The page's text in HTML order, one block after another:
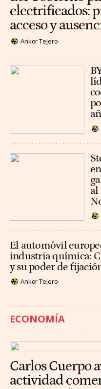
electrificados:
acceso y
Ankor Tejero
al
El automóvil
industria química:
y su poder de
Ankor Tejero
ECONOMÍA
Carlos Cuerpo
actividad